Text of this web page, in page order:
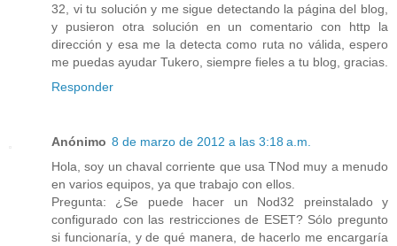
32, vi tu solución y me sigue detectando la página del blog,
y pusieron otra solución en un comentario con http la
dirección y esa me la detecta como ruta no válida, espero
me puedas ayudar Tukero, siempre fieles a tu blog, gracias.
Responder
Anónimo 8 de marzo de 2012 a las 3:18 a.m.
Hola, soy un chaval corriente que usa TNod muy a menudo
en varios equipos, ya que trabajo con ellos.
Pregunta: ¿Se puede hacer un Nod32 preinstalado y
configurado con las restricciones de ESET? Sólo pregunto
si funcionaría, y de qué manera, de hacerlo me encargaría